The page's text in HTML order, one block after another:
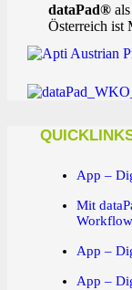
dataPad®
Österreich ist
App –
Mit
Workflow
App –
App –